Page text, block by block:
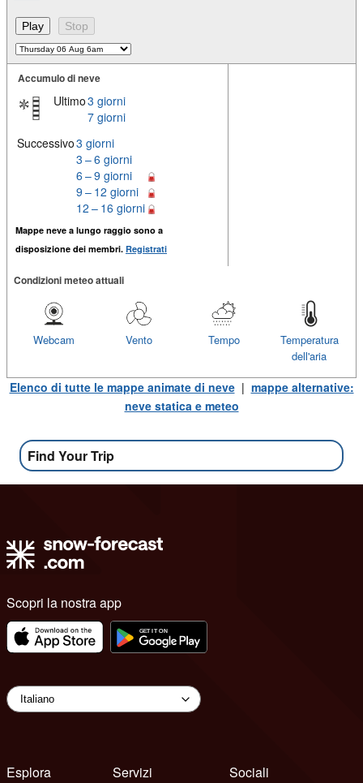
Accumulo di neve
Ultimo3 giorni
7 giorni
Successivo3 giorni
3 – 6 giorni
6 – 9 giorni
9 – 12 giorni
12 – 16 giorni
Mappe neve a lungo raggio sono a
disposizione dei membri. Registrati
Condizioni meteo attuali
Temperatura
dell'aria
Tempo
Vento
Webcam
Elenco di tutte le mappe animate di neve| mappe alternative:
neve statica e meteo
Find Your Trip
Scopri la nostra app
Esplora
Servizi
Sociali